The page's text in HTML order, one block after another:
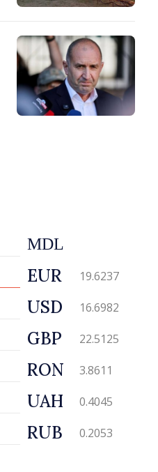
MDL
EUR 19.6237
USD 16.6982
GBP 22.5125
RON 3.8611
UAH 0.4045
RUB 0.2053